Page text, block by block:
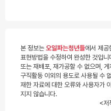
본 정보는 오일파는청년들에서 제공
표현방법을 수정하여 완성한 것입니
또는 재배포, 재가공할 수 없으며,
구직활동 이외의 용도로 사용될 수
재한 자료에 대한 오류와 사용자가
지지 않습니다.
<저